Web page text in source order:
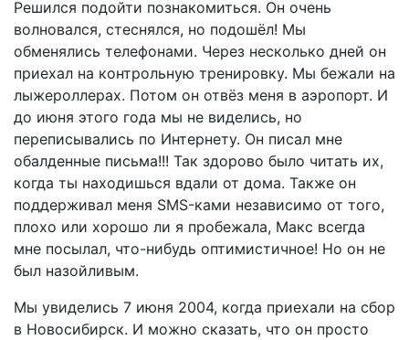
Решился подойти познакомиться. Он очень
волновался, стеснялся, но подошёл! Мы
обменялись телефонами. Через несколько дней он
приехал на контрольную тренировку. Мы бежали на
лыжероллерах. Потом он отвёз меня в аэропорт. И
до июня этого года мы не виделись, но
переписывались по Интернету. Он писал мне
обалденные письма!!! Так здорово было читать их,
когда ты находишься вдали от дома. Также он
поддерживал меня SMS-ками независимо от того,
плохо или хорошо ли я пробежала, Макс всегда
мне посылал, что-нибудь оптимистичное! Но он не
был назойливым.
Мы увиделись 7 июня 2004, когда приехали на сбор
в Новосибирск. И можно сказать, что он просто